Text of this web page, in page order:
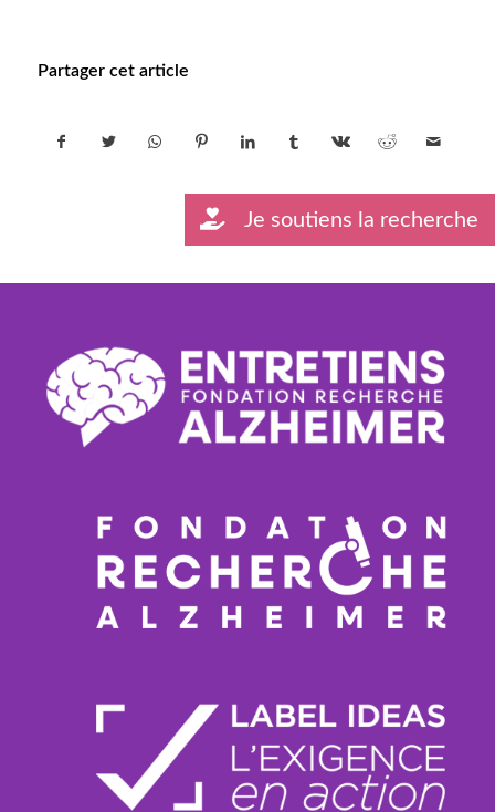
Partager cet article
Je soutiens la recherche